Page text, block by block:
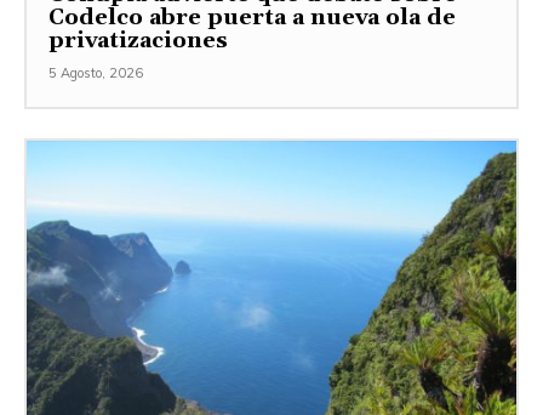
Codelco abre puerta a nueva ola de
privatizaciones
5 Agosto, 2026